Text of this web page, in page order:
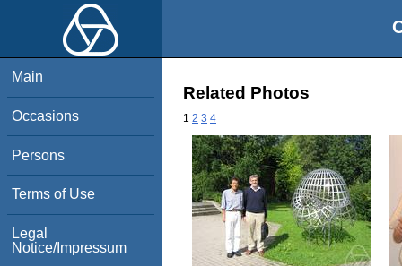
Main
Occasions
Persons
Terms of Use
Legal
Notice/Impressum
Related Photos
1 2 3 4